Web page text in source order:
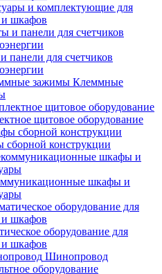
и комплектующие для
шкафов
панели для счетчиков
Клеммные
щитовое оборудование
конструкции
шкафы и
оборудование для
шкафов
Шинопровод